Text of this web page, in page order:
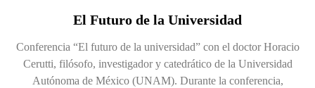
El Futuro de la Universidad
Conferencia “El futuro de la universidad” con el doctor Horacio
Cerutti, filósofo, investigador y catedrático de la Universidad
Autónoma de México (UNAM). Durante la conferencia,